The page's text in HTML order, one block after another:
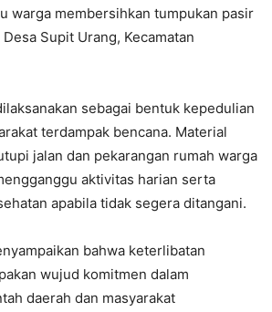
warga membersihkan tumpukan pasir
Supit Urang, Kecamatan
sebagai bentuk kepedulian
terdampak bencana. Material
jalan dan pekarangan rumah warga
aktivitas harian serta
apabila tidak segera ditangani.
bahwa keterlibatan
wujud komitmen dalam
daerah dan masyarakat